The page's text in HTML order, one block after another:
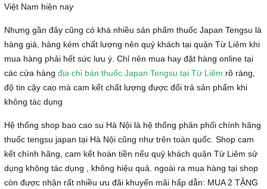
Việt Nam hiện nay
Nhưng gần đây cũng có khá nhiều sản phẩm thuốc Japan Tengsu là
hàng giả, hàng kém chất lượng nên quý khách tại quận Từ Liêm khi
mua hàng phải hết sức lưu ý. Chỉ nên mua hay đặt hàng online tại
các cửa hàng địa chỉ bán thuốc Japan Tengsu tại Từ Liêm rõ ràng,
độ tin cậy cao mà cam kết chất lượng được đổi trả sản phẩm khi
không tác dụng
Hệ thống shop bao cao su Hà Nội là hệ thống phân phối chính hãng
thuốc tengsu japan tại Hà Nội cũng như trên toàn quốc. Shop cam
kết chính hãng, cam kết hoàn tiền nếu quý khách quận Từ Liêm sử
dụng không tác dụng , không hiệu quả. ngoài ra mua hàng tại shop
còn được nhận rất nhiều ưu đãi khuyến mãi hấp dẫn: MUA 2 TẶNG